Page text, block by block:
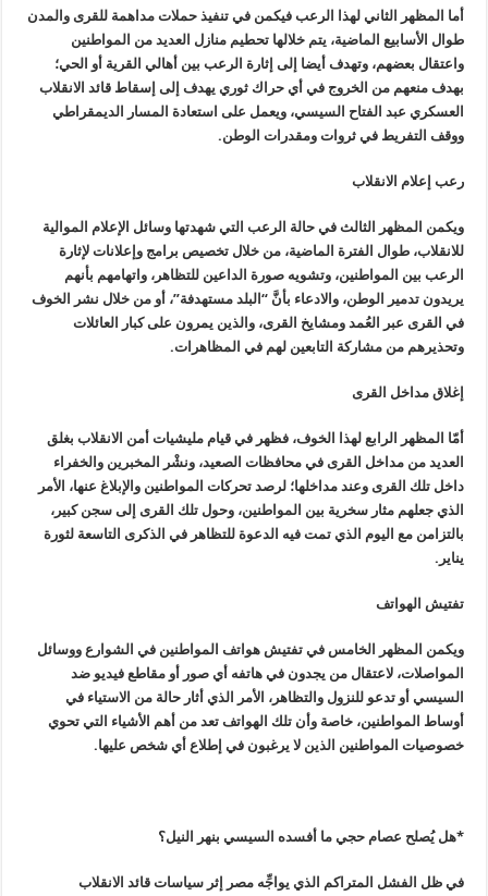
أما المظهر الثاني لهذا الرعب فيكمن في تنفيذ حملات مداهمة للقرى والمدن
طوال الأسابيع الماضية، يتم خلالها تحطيم منازل العديد من المواطنين
واعتقال بعضهم، وتهدف أيضا إلى إثارة الرعب بين أهالي القرية أو الحي؛
بهدف منعهم من الخروج في أي حراك ثوري يهدف إلى إسقاط قائد الانقلاب
العسكري عبد الفتاح السيسي، ويعمل على استعادة المسار الديمقراطي
ووقف التفريط في ثروات ومقدرات الوطن.
رعب إعلام الانقلاب
ويكمن المظهر الثالث في حالة الرعب التي شهدتها وسائل الإعلام الموالية
للانقلاب، طوال الفترة الماضية، من خلال تخصيص برامج وإعلانات لإثارة
الرعب بين المواطنين، وتشويه صورة الداعين للتظاهر، واتهامهم بأنهم
يريدون تدمير الوطن، والادعاء بأنَّ “البلد مستهدفة”، أو من خلال نشر الخوف
في القرى عبر العُمد ومشايخ القرى، والذين يمرون على كبار العائلات
وتحذيرهم من مشاركة التابعين لهم في المظاهرات.
إغلاق مداخل القرى
أمّا المظهر الرابع لهذا الخوف، فظهر في قيام مليشيات أمن الانقلاب بغلق
العديد من مداخل القرى في محافظات الصعيد، ونشْر المخبرين والخفراء
داخل تلك القرى وعند مداخلها؛ لرصد تحركات المواطنين والإبلاغ عنها، الأمر
الذي جعلهم مثار سخرية بين المواطنين، وحول تلك القرى إلى سجن كبير،
بالتزامن مع اليوم الذي تمت فيه الدعوة للتظاهر في الذكرى التاسعة لثورة
يناير .
تفتيش الهواتف
ويكمن المظهر الخامس في تفتيش هواتف المواطنين في الشوارع ووسائل
المواصلات، لاعتقال من يجدون في هاتفه أي صور أو مقاطع فيديو ضد
السيسي أو تدعو للنزول والتظاهر، الأمر الذي أثار حالة من الاستياء في
أوساط المواطنين، خاصة وأن تلك الهواتف تعد من أهم الأشياء التي تحوي
خصوصيات المواطنين الذين لا يرغبون في إطلاع أي شخص عليها.
*هل يُصلح عصام حجي ما أفسده السيسي بنهر النيل؟
في ظل الفشل المتراكم الذي يواجِّه مصر إثر سياسات قائد الانقلاب